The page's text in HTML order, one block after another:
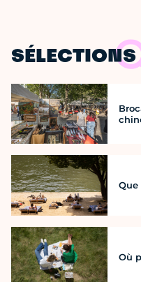
SÉLECTIONS
Que
Où